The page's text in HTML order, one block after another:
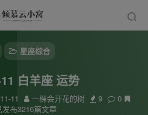
星座综合
白羊座 运势
11 一棵会开花的树 9
0
布3216篇文章